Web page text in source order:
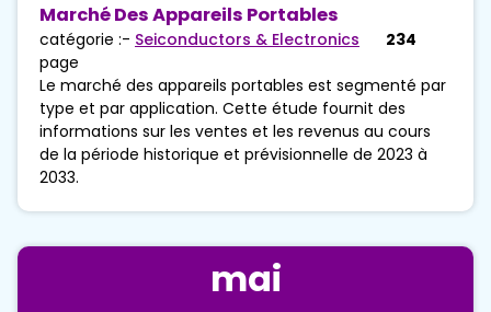
Marché Des Appareils Portables
catégorie :- Seiconductors & Electronics
234
page
Le marché des appareils portables est segmenté par
type et par application. Cette étude fournit des
informations sur les ventes et les revenus au cours
de la période historique et prévisionnelle de 2023 à
2033.
mai